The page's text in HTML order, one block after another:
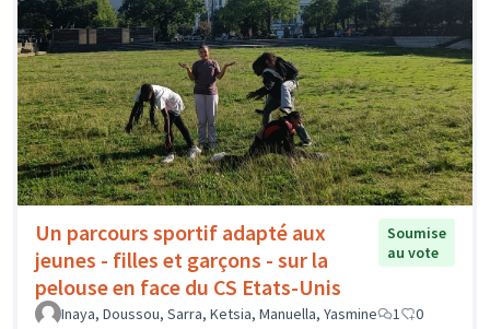
Un parcours sportif adapté aux
jeunes - filles et garçons - sur la
pelouse en face du CS Etats-Unis
Soumise
au vote
Inaya, Doussou, Sarra, Ketsia, Manuella, Yasmine 1 0